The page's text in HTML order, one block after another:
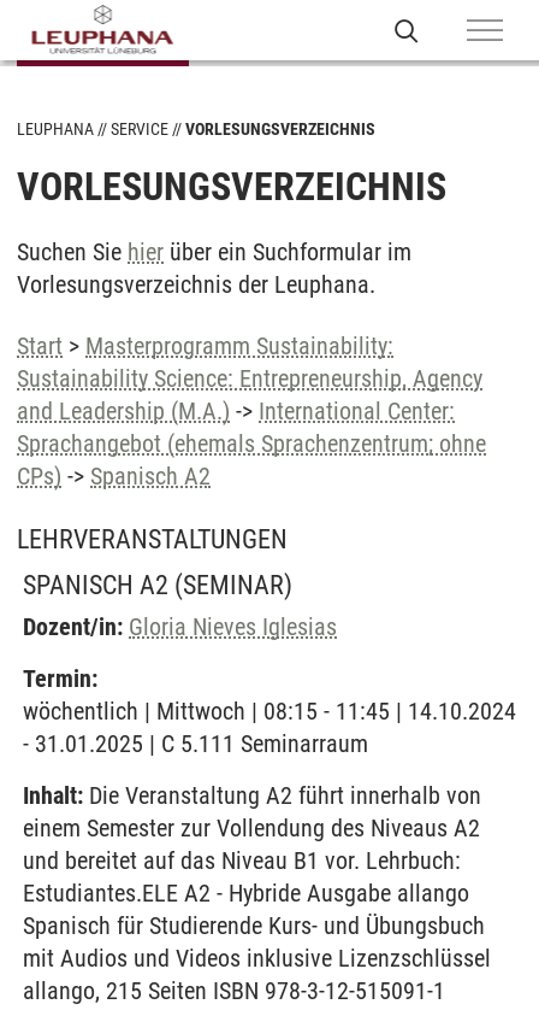
LEUPHANA SERVICE VORLESUNGSVERZEICHNIS
VORLESUNGSVERZEICHNIS
Suchen Sie hier über ein Suchformular im
Vorlesungsverzeichnis der Leuphana.
Start > Masterprogramm Sustainability:
Sustainability Science: Entrepreneurship, Agency
and Leadership (M.A.) -> International Center:
Sprachangebot (ehemals Sprachenzentrum; ohne
CPs) -> Spanisch A2
LEHRVERANSTALTUNGEN
SPANISCH A2 (SEMINAR)
Dozent/in: Gloria Nieves Iglesias
Termin:
wöchentlich | Mittwoch | 08:15 - 11:45 | 14.10.2024
- 31.01.2025 | C 5.111 Seminarraum
Inhalt: Die Veranstaltung A2 führt innerhalb von
einem Semester zur Vollendung des Niveaus A2
und bereitet auf das Niveau B1 vor. Lehrbuch:
Estudiantes.ELE A2 - Hybride Ausgabe allango
Spanisch für Studierende Kurs- und Übungsbuch
mit Audios und Videos inklusive Lizenzschlüssel
allango, 215 Seiten ISBN 978-3-12-515091-1